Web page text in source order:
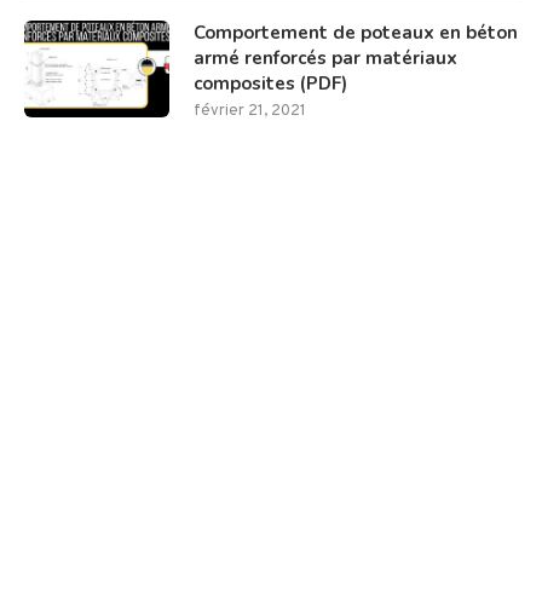
Comportement de poteaux en béton
armé renforcés par matériaux
composites (PDF)
février 21, 2021